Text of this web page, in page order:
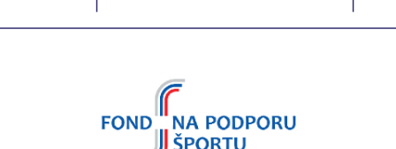
Business Leaders Forum a zaväzuje sa byť lídrom v presadzovaní
praktizovať ako súčasť každodenných rozhodnutí podniku,